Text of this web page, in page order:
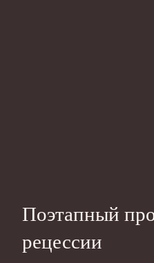
Поэтапный
рецессии